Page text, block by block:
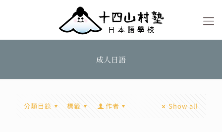
成人日語
分類目錄 標籤 作者 Show all